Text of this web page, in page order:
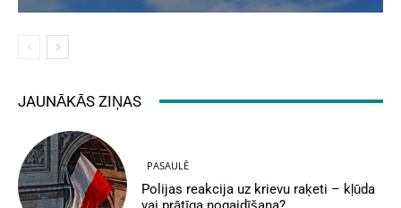
JAUNĀKĀS ZIŅAS
PASAULĒ
Polijas reakcija uz krievu raķeti – kļūda